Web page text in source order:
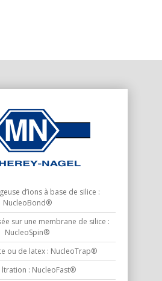
d’ions à base de silice :
NucleoBond®
sur une membrane de silice :
NucleoSpin®
ou de latex : NucleoTrap®
ltration : NucleoFast®